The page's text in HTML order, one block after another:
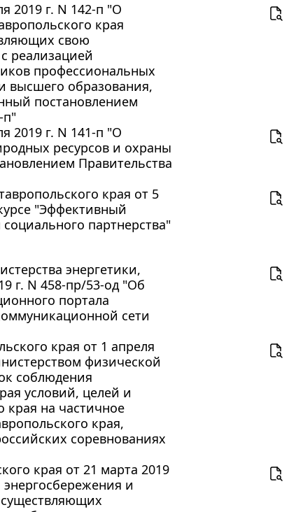
2019 г. N 142-п "О
края
свою
реализацией
профессиональных
высшего образования,
постановлением
п"
2019 г. N 141-п "О
ресурсов и охраны
Правительства
края от 5
"Эффективный
партнерства"
энергетики,
г. N 458-пр/53-од "Об
портала
сети
края от 1 апреля
физической
соблюдения
условий, целей и
края на частичное
края,
соревнованиях
края от 21 марта 2019
и